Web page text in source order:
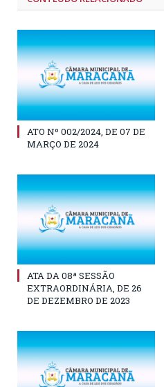
ATO Nº 002/2024, DE 07 DE
MARÇO DE 2024
ATA DA 08ª SESSÃO
EXTRAORDINÁRIA, DE 26
DE DEZEMBRO DE 2023